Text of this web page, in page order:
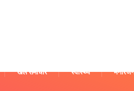
खेल समाचार स्वास्थ्य